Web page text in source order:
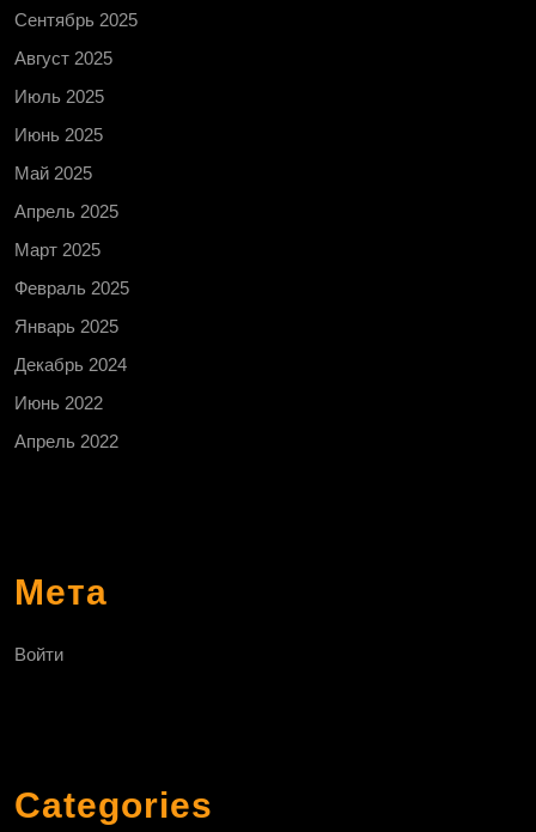
Сентябрь 2025
Август 2025
Июль 2025
Июнь 2025
Май 2025
Апрель 2025
Март 2025
Февраль 2025
Январь 2025
Декабрь 2024
Июнь 2022
Апрель 2022
Мета
Войти
Categories